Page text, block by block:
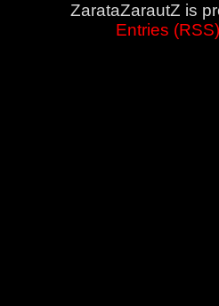
ZarataZarautZ is
Entries (RSS)